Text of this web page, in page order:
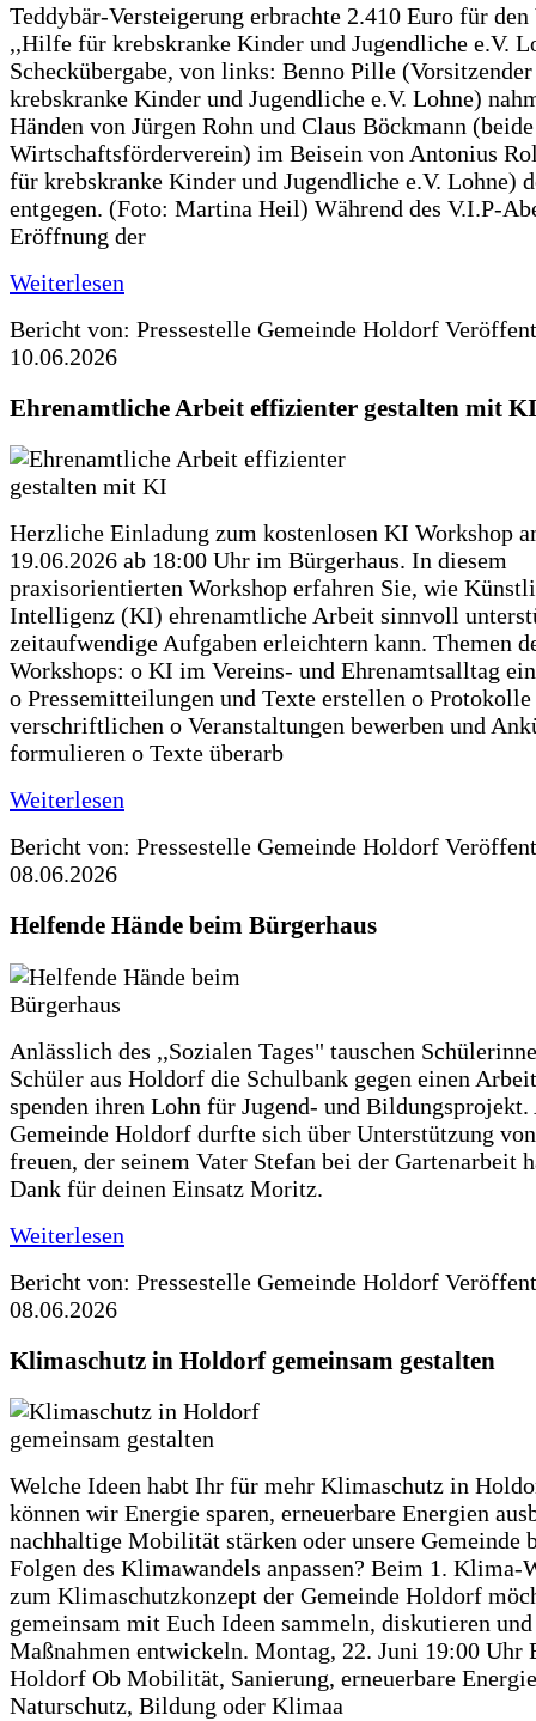
Teddybär-Versteigerung erbrachte 2.410 Euro für den
,,Hilfe für krebskranke Kinder und Jugendliche e.V.
Scheckübergabe, von links: Benno Pille
krebskranke Kinder und Jugendliche e.V. Lohne)
Händen von Jürgen Rohn und Claus Böckmann
Wirtschaftsförderverein) im Beisein von Antonius
für krebskranke Kinder und Jugendliche e.V. Lohne)
entgegen. (Foto: Martina Heil) Während des V.I.P-
Eröffnung der
Weiterlesen
Bericht von: Pressestelle Gemeinde Holdorf
10.06.2026
Ehrenamtliche Arbeit effizienter gestalten mit KI
Herzliche Einladung zum kostenlosen KI Workshop
19.06.2026 ab 18:00 Uhr im Bürgerhaus. In diesem
praxisorientierten Workshop erfahren Sie, wie
Intelligenz (KI) ehrenamtliche Arbeit sinnvoll
zeitaufwendige Aufgaben erleichtern kann. Themen
Workshops: o KI im Vereins- und Ehrenamtsalltag
o Pressemitteilungen und Texte erstellen o
verschriftlichen o Veranstaltungen bewerben und
formulieren o Texte überarb
Weiterlesen
Bericht von: Pressestelle Gemeinde Holdorf
08.06.2026
Helfende Hände beim Bürgerhaus
Anlässlich des ,,Sozialen Tages" tauschen
Schüler aus Holdorf die Schulbank gegen einen
spenden ihren Lohn für Jugend- und Bildungsprojekt.
Gemeinde Holdorf durfte sich über Unterstützung
freuen, der seinem Vater Stefan bei der Gartenarbeit
Dank für deinen Einsatz Moritz.
Weiterlesen
Bericht von: Pressestelle Gemeinde Holdorf
08.06.2026
Klimaschutz in Holdorf gemeinsam gestalten
Welche Ideen habt Ihr für mehr Klimaschutz in
können wir Energie sparen, erneuerbare Energien
nachhaltige Mobilität stärken oder unsere Gemeinde
Folgen des Klimawandels anpassen? Beim 1. Klima-
zum Klimaschutzkonzept der Gemeinde Holdorf
gemeinsam mit Euch Ideen sammeln, diskutieren
Maßnahmen entwickeln. Montag, 22. Juni 19:00 Uhr
Holdorf Ob Mobilität, Sanierung, erneuerbare
Naturschutz, Bildung oder Klimaa